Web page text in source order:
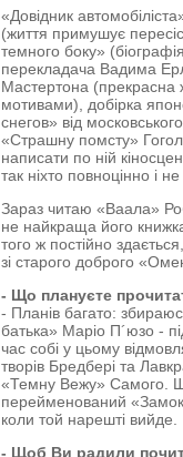
«Довідник
(життя примушує
темного боку»
перекладача Вадима
Мастертона (прекрасна
мотивами), добірка
снегов» від
«Страшну помсту»
написати по ній
так ніхто повноцінно і
Зараз читаю «Ваала»
не найкраща його
того ж постійно
зі старого доброго
- Що плануєте
- Планів багато:
батька» Маріо П´юзо -
час собі у цьому
творів Бредбері та
«Темну Вежу» Самого.
перейменований
коли той нарешті вийде.
- Щоб Ви радили